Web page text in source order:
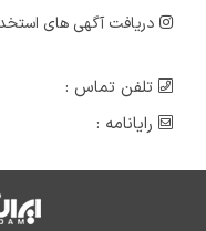
دریافت آگهی های
تلفن تماس :
رایانامه :